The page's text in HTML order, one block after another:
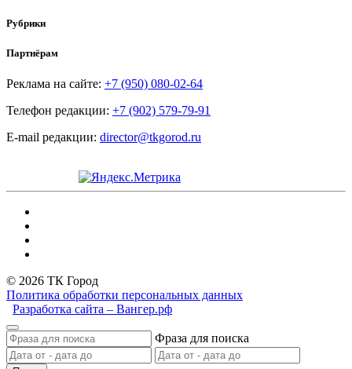
Рубрики
Партнёрам
Реклама на сайте: +7 (950) 080-02-64
Телефон редакции: +7 (902) 579-79-91
E-mail редакции: director@tkgorod.ru
© 2026 ТК Город
Политика обработки персональных данных
Разработка сайта – Вангер.рф
Фраза для поиска